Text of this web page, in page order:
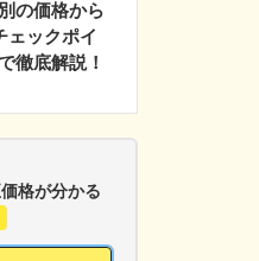
の価格から
ェックポイ
徹底解説！
格が分かる